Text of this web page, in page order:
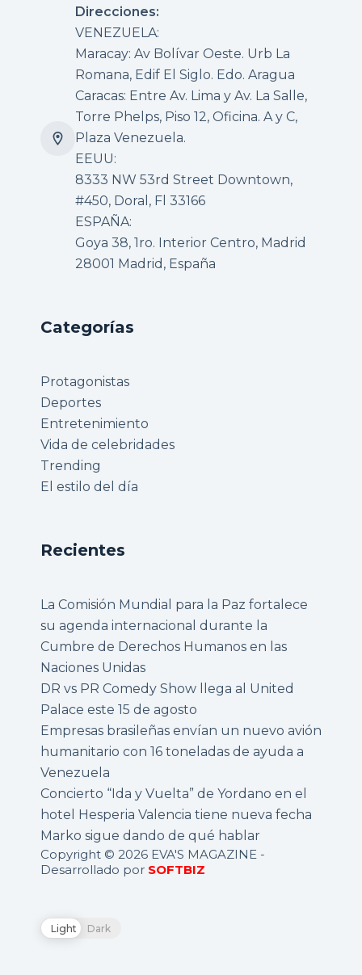
Direcciones:
VENEZUELA:
Maracay: Av Bolívar Oeste. Urb La
Romana, Edif El Siglo. Edo. Aragua
Caracas: Entre Av. Lima y Av. La Salle,
Torre Phelps, Piso 12, Oficina. A y C,
Plaza Venezuela.
EEUU:
8333 NW 53rd Street Downtown,
#450, Doral, Fl 33166
ESPAÑA:
Goya 38, 1ro. Interior Centro, Madrid
28001 Madrid, España
Categorías
Protagonistas
Deportes
Entretenimiento
Vida de celebridades
Trending
El estilo del día
Recientes
La Comisión Mundial para la Paz fortalece
su agenda internacional durante la
Cumbre de Derechos Humanos en las
Naciones Unidas
DR vs PR Comedy Show llega al United
Palace este 15 de agosto
Empresas brasileñas envían un nuevo avión
humanitario con 16 toneladas de ayuda a
Venezuela
Concierto “Ida y Vuelta” de Yordano en el
hotel Hesperia Valencia tiene nueva fecha
Marko sigue dando de qué hablar
Copyright © 2026 EVA'S MAGAZINE -
Desarrollado por SOFTBIZ
Light Dark